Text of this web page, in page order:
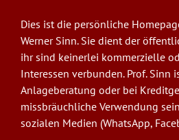
Dies ist die persönliche
Werner Sinn. Sie dient der
ihr sind keinerlei kommerzielle
Interessen verbunden. Prof. Sinn
Anlageberatung oder bei
missbräuchliche Verwendung
sozialen Medien (WhatsApp,